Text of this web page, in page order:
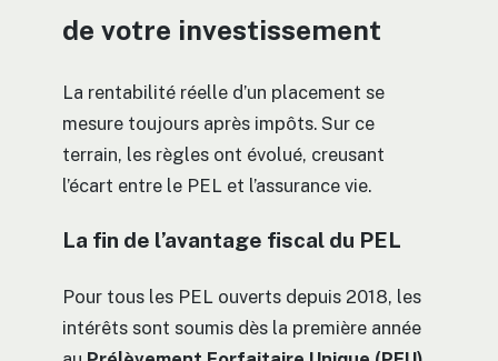
de votre investissement
La rentabilité réelle d’un placement se
mesure toujours après impôts. Sur ce
terrain, les règles ont évolué, creusant
l’écart entre le PEL et l’assurance vie.
La fin de l’avantage fiscal du PEL
Pour tous les PEL ouverts depuis 2018, les
intérêts sont soumis dès la première année